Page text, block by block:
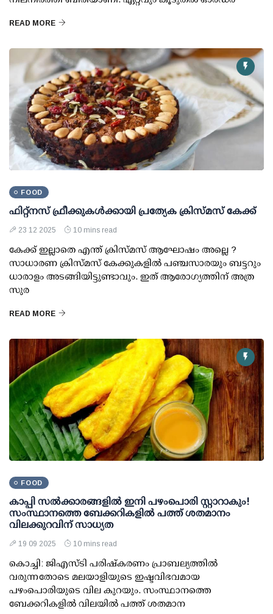
READ MORE
FOOD
ഫിറ്റ്‌നസ് ഫ്രീക്കുകള്‍ക്കായി പ്രത്യേക ക്രിസ്മസ് കേക്ക്
23 12 2025 10 mins read
കേക്ക് ഇല്ലാതെ എന്ത് ക്രിസ്മസ് ആഘോഷം അല്ലെ ?
സാധാരണ ക്രിസ്മസ് കേക്കുകളില്‍ പഞ്ചസാരയും ബട്ടറും
ധാരാളം അടങ്ങിയിട്ടുണ്ടാവും. ഇത് ആരോഗ്യത്തിന് അത്ര
സുര
READ MORE
FOOD
കാപ്പി സല്‍ക്കാരങ്ങളില്‍ ഇനി പഴംപൊരി സ്റ്റാറാകും!
സംസ്ഥാനത്തെ ബേക്കറികളില്‍ പത്ത് ശതമാനം
വിലക്കുറവിന് സാധ്യത
19 09 2025 10 mins read
കൊച്ചി: ജിഎസ്ടി പരിഷ്‌കരണം പ്രാബല്യത്തില്‍
വരുന്നതോടെ മലയാളിയുടെ ഇഷ്ടവിഭവമായ
പഴംപൊരിയുടെ വില കുറയും. സംസ്ഥാനത്തെ
ബേക്കറികളില്‍ വിലയില്‍ പത്ത് ശതമാന